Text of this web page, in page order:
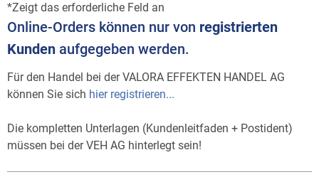
Zeigt das erforderliche Feld an
Online-Orders können nur von registrierten
Kunden aufgegeben werden.
Für den Handel bei der VALORA EFFEKTEN HANDEL AG
können Sie sich hier registrieren...
Die kompletten Unterlagen (Kundenleitfaden + Postident)
müssen bei der VEH AG hinterlegt sein!